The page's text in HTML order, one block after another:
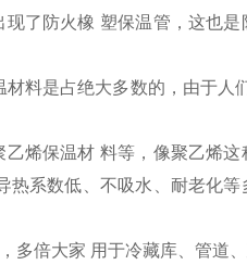
了防火橡 塑保温管，这也是
料是占绝大多数的，由于人
烯保温材 料等，像聚乙烯这
系数低、不吸水、耐老化等
倍大家 用于冷藏库、管道、